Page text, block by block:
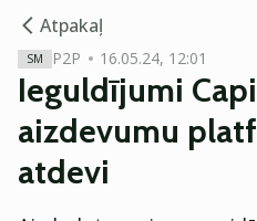
Atpakaļ
SM P2P 16.05.24, 12:01
Ieguldījumi
aizdevumu
atdevi